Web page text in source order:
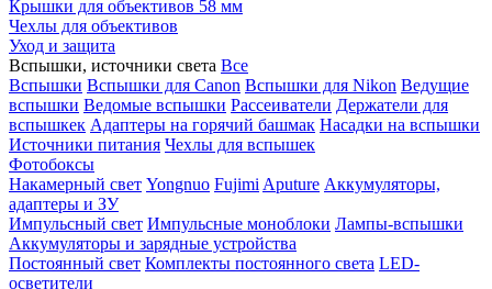
Крышки для объективов 58 мм
Чехлы для объективов
Уход и защита
Вспышки, источники света Все
Вспышки Вспышки для Canon Вспышки для Nikon Ведущие
вспышки Ведомые вспышки Рассеиватели Держатели для
вспышкек Адаптеры на горячий башмак Насадки на вспышки
Источники питания Чехлы для вспышек
Фотобоксы
Накамерный свет Yongnuo Fujimi Aputure Аккумуляторы,
адаптеры и ЗУ
Импульсный свет Импульсные моноблоки Лампы-вспышки
Аккумуляторы и зарядные устройства
Постоянный свет Комплекты постоянного света LED-
осветители